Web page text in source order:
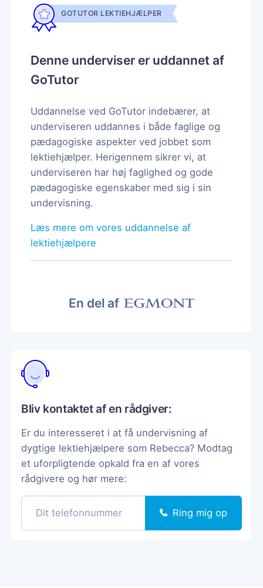
GOTUTOR LEKTIEHJÆLPER
Denne underviser er uddannet af
GoTutor
Uddannelse ved GoTutor indebærer, at
underviseren uddannes i både faglige og
pædagogiske aspekter ved jobbet som
lektiehjælper. Herigennem sikrer vi, at
underviseren har høj faglighed og gode
pædagogiske egenskaber med sig i sin
undervisning.
Læs mere om vores uddannelse af
lektiehjælpere
En del af
Bliv kontaktet af en rådgiver:
Er du interesseret i at få undervisning af
dygtige lektiehjælpere som Rebecca? Modtag
et uforpligtende opkald fra en af vores
rådgivere og hør mere:
Ring mig op